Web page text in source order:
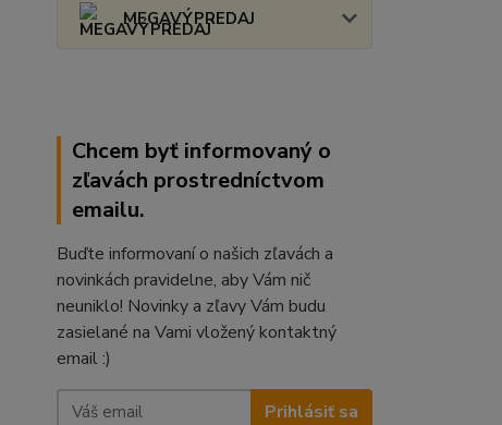
MEGAVÝPREDAJ
Chcem byť informovaný o
zľavách prostredníctvom
emailu.
Buďte informovaní o našich zľavách a
novinkách pravidelne, aby Vám nič
neuniklo! Novinky a zľavy Vám budu
zasielané na Vami vložený kontaktný
email :)
Prihlásiť sa